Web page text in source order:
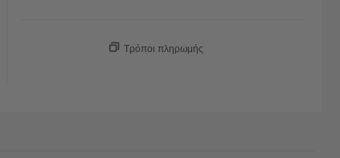
Τρόποι πληρωμής